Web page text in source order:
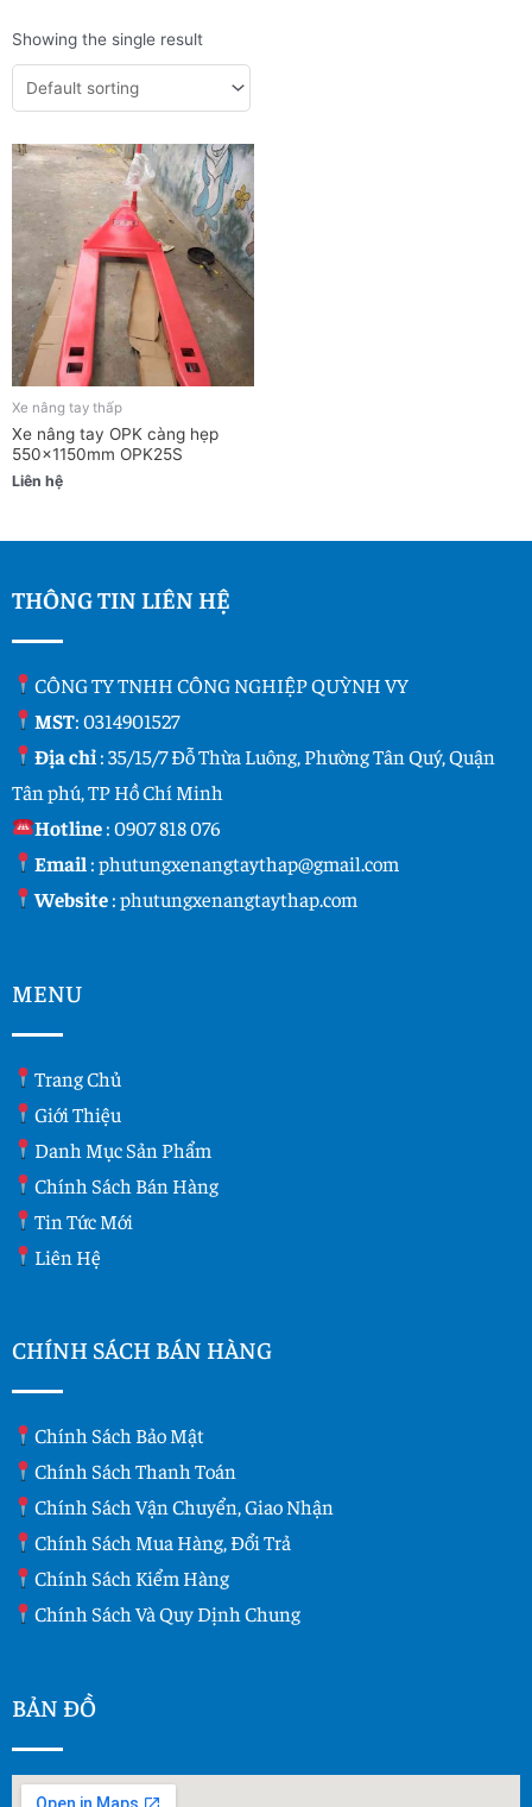
Showing the single result
Xe nâng tay thấp
Xe nâng tay OPK càng hẹp
550x1150mm OPK25S
Liên hệ
THÔNG TIN LIÊN HỆ
CÔNG TY TNHH CÔNG NGHIỆP QUỲNH VY
MST: 0314901527
Địa chỉ: 35/15/7 Đỗ Thừa Luông, Phường Tân Quý, Quận
Tân phú, TP Hồ Chí Minh
Hotline:0907 818 076
Email :phutungxenangtaythap@gmail.com
Website:phutungxenangtaythap.com
MENU
Trang Chủ
Giới Thiệu
Danh Mục Sản Phẩm
Chính Sách Bán Hàng
Tin Tức Mới
Liên Hệ
CHÍNH SÁCH BÁN HÀNG
Chính Sách Bảo Mật
Chính Sách Thanh Toán
Chính Sách Vận Chuyển, Giao Nhận
Chính Sách Mua Hàng, Đổi Trả
Chính Sách Kiểm Hàng
Chính Sách Và Quy Dịnh Chung
BẢN ĐỒ